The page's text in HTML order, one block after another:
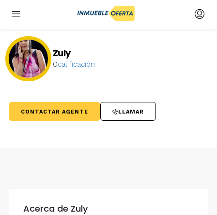
Zuly
0calificación
CONTACTAR AGENTE LLAMAR
Acerca de Zuly